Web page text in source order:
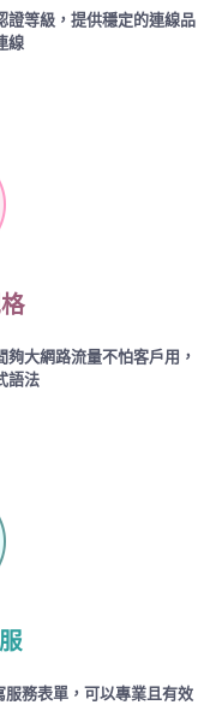
證等級，提供穩定的連線品
線
大網路流量不怕客戶用，
語法
務表單，可以專業且有效